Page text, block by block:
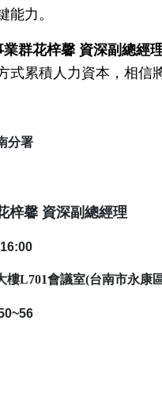
能力。
業群花梓馨 資深副總經
累積人力資本，相信
分署
梓馨 資深副總經理
16:00
樓L701會議室(台南市永康